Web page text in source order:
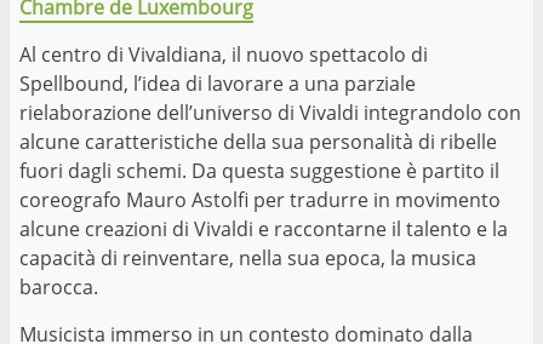
Chambre de Luxembourg
Al centro di Vivaldiana, il nuovo spettacolo di
Spellbound, l’idea di lavorare a una parziale
rielaborazione dell’universo di Vivaldi integrandolo con
alcune caratteristiche della sua personalità di ribelle
fuori dagli schemi. Da questa suggestione è partito il
coreografo Mauro Astolfi per tradurre in movimento
alcune creazioni di Vivaldi e raccontarne il talento e la
capacità di reinventare, nella sua epoca, la musica
barocca.
Musicista immerso in un contesto dominato dalla